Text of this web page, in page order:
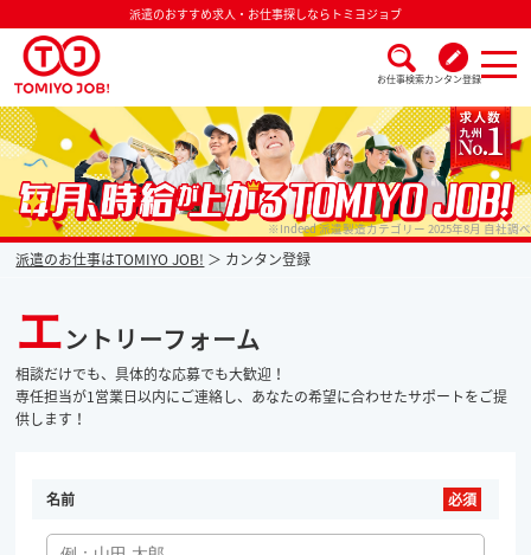
派遣のおすすめ求人・お仕事探しならトミヨジョブ
お仕事検索カンタン登録
派遣なら毎月時給が上がるトミヨジョブ ※Indeed 派遣製造カテゴリー 2025年8月 自社調べ
派遣のお仕事はTOMIYO JOB! カンタン登録
エントリーフォーム
相談だけでも、具体的な応募でも大歓迎！
専任担当が1営業日以内にご連絡し、あなたの希望に合わせたサポートをご提
供します！
名前